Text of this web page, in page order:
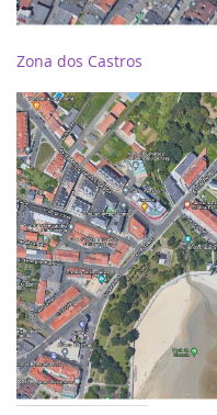
Zona dos Castros